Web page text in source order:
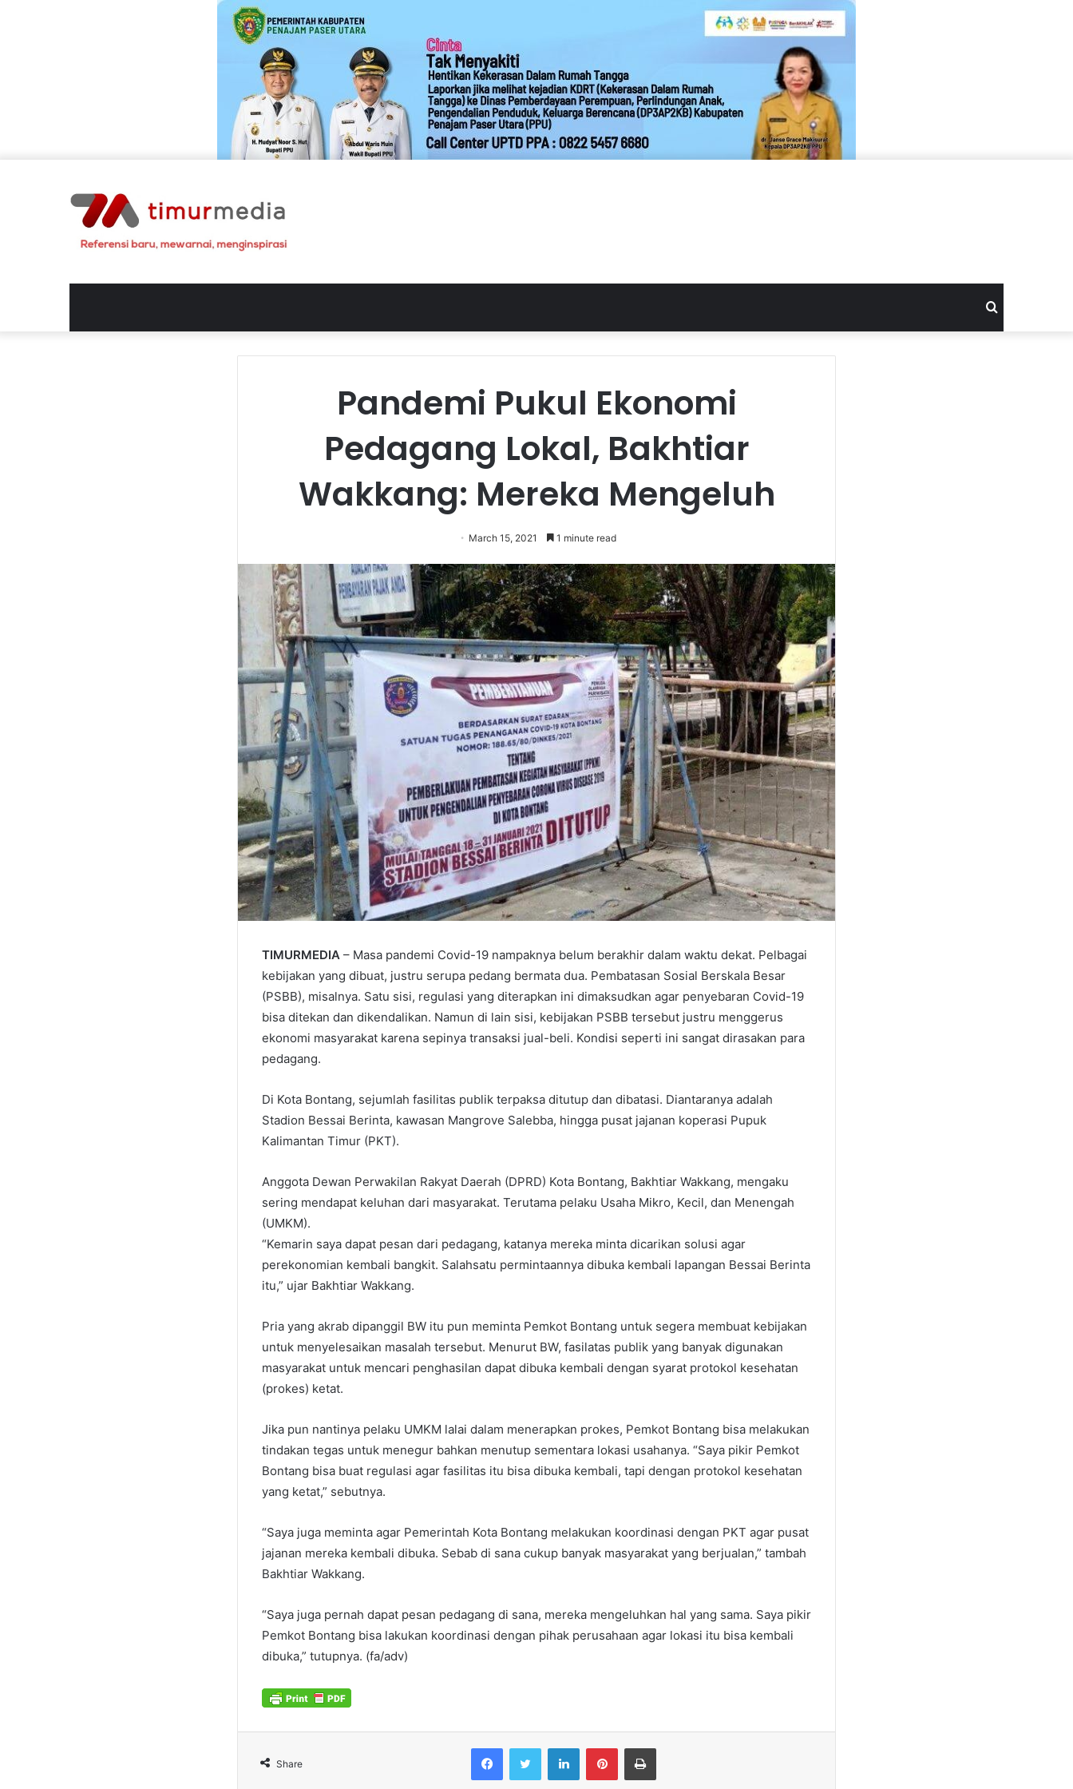
Pandemi Pukul Ekonomi
Pedagang Lokal, Bakhtiar
Wakkang: Mereka Mengeluh
March 15, 2021 1 minute read
TIMURMEDIA – Masa pandemi Covid-19 nampaknya belum berakhir dalam waktu dekat. Pelbagai
kebijakan yang dibuat, justru serupa pedang bermata dua. Pembatasan Sosial Berskala Besar
(PSBB), misalnya. Satu sisi, regulasi yang diterapkan ini dimaksudkan agar penyebaran Covid-19
bisa ditekan dan dikendalikan. Namun di lain sisi, kebijakan PSBB tersebut justru menggerus
ekonomi masyarakat karena sepinya transaksi jual-beli. Kondisi seperti ini sangat dirasakan para
pedagang.
Di Kota Bontang, sejumlah fasilitas publik terpaksa ditutup dan dibatasi. Diantaranya adalah
Stadion Bessai Berinta, kawasan Mangrove Salebba, hingga pusat jajanan koperasi Pupuk
Kalimantan Timur (PKT).
Anggota Dewan Perwakilan Rakyat Daerah (DPRD) Kota Bontang, Bakhtiar Wakkang, mengaku
sering mendapat keluhan dari masyarakat. Terutama pelaku Usaha Mikro, Kecil, dan Menengah
(UMKM).
“Kemarin saya dapat pesan dari pedagang, katanya mereka minta dicarikan solusi agar
perekonomian kembali bangkit. Salahsatu permintaannya dibuka kembali lapangan Bessai Berinta
itu,” ujar Bakhtiar Wakkang.
Pria yang akrab dipanggil BW itu pun meminta Pemkot Bontang untuk segera membuat kebijakan
untuk menyelesaikan masalah tersebut. Menurut BW, fasilatas publik yang banyak digunakan
masyarakat untuk mencari penghasilan dapat dibuka kembali dengan syarat protokol kesehatan
(prokes) ketat.
Jika pun nantinya pelaku UMKM lalai dalam menerapkan prokes, Pemkot Bontang bisa melakukan
tindakan tegas untuk menegur bahkan menutup sementara lokasi usahanya. “Saya pikir Pemkot
Bontang bisa buat regulasi agar fasilitas itu bisa dibuka kembali, tapi dengan protokol kesehatan
yang ketat,” sebutnya.
“Saya juga meminta agar Pemerintah Kota Bontang melakukan koordinasi dengan PKT agar pusat
jajanan mereka kembali dibuka. Sebab di sana cukup banyak masyarakat yang berjualan,” tambah
Bakhtiar Wakkang.
“Saya juga pernah dapat pesan pedagang di sana, mereka mengeluhkan hal yang sama. Saya pikir
Pemkot Bontang bisa lakukan koordinasi dengan pihak perusahaan agar lokasi itu bisa kembali
dibuka,” tutupnya. (fa/adv)
Share
FacebookTwitter LinkedInPinterestPrint